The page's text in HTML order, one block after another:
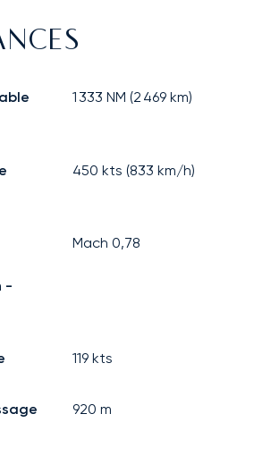
1 333 NM (2 469 km)
450 kts (833 km/h)
-
Mach0,78
119 kts
920 m